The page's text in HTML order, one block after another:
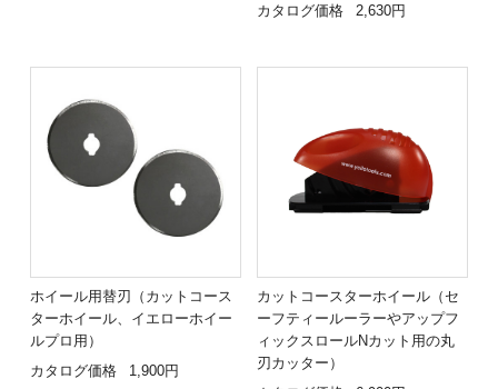
カタログ価格
2,630円
ホイール用替刃（カットコース
ターホイール、イエローホイー
ルプロ用）
カタログ価格
1,900円
カットコースターホイール（セ
ーフティールーラーやアップフ
ィックスロールNカット用の丸
刃カッター）